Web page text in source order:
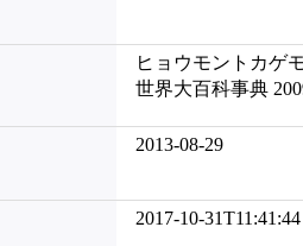
ヒョウモントカゲ
世界大百科事典
2013-08-29
2017-10-31T11:41:44